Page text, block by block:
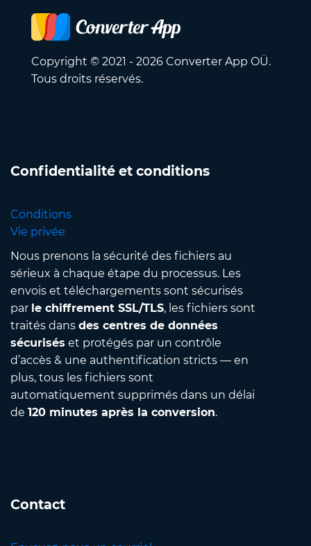
Copyright © 2021 - 2026 Converter App OÜ.
Tous droits réservés.
Confidentialité et conditions
Conditions
Vie privée
Nous prenons la sécurité des fichiers au
sérieux à chaque étape du processus. Les
envois et téléchargements sont sécurisés
par le chiffrement SSL/TLS, les fichiers sont
traités dans des centres de données
sécurisés et protégés par un contrôle
d’accès & une authentification stricts — en
plus, tous les fichiers sont
automatiquement supprimés dans un délai
de 120 minutes après la conversion.
Contact